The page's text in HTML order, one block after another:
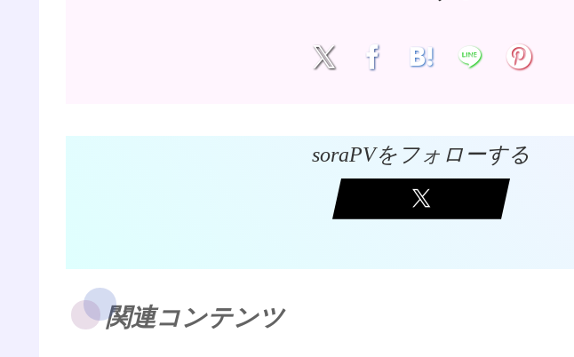
soraPVをフォローする
関連コンテンツ